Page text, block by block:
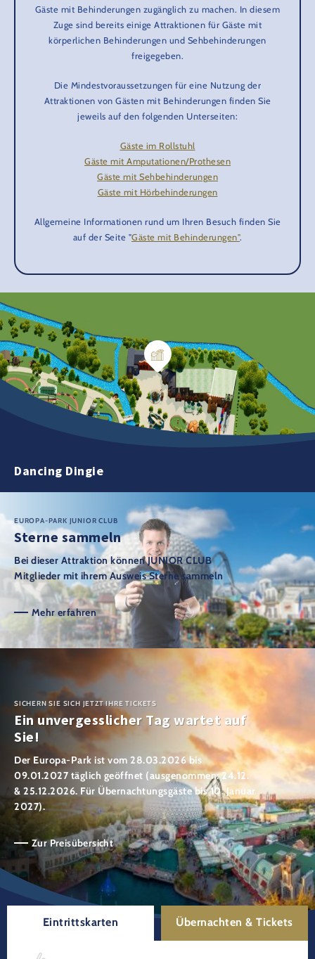
Gäste mit Behinderungen zugänglich zu machen. In diesem
Zuge sind bereits einige Attraktionen für Gäste mit
körperlichen Behinderungen und Sehbehinderungen
freigegeben.
Die Mindestvoraussetzungen für eine Nutzung der
Attraktionen von Gästen mit Behinderungen finden Sie
jeweils auf den folgenden Unterseiten:
Gäste im Rollstuhl
Gäste mit Amputationen/Prothesen
Gäste mit Sehbehinderungen
Gäste mit Hörbehinderungen
Allgemeine Informationen rund um Ihren Besuch finden Sie
auf der Seite "Gäste mit Behinderungen".
Dancing Dingie
EUROPA-PARK JUNIOR CLUB
Sterne sammeln
Bei dieser Attraktion können JUNIOR CLUB
Mitglieder mit ihrem Ausweis Sterne sammeln
Mehr erfahren
SICHERN SIE SICH JETZT IHRE TICKETS
Ein unvergesslicher Tag wartet auf
Sie!
Der Europa-Park ist vom 28.03.2026 bis
09.01.2027 täglich geöffnet (ausgenommen: 24.12.
& 25.12.2026. Für Übernachtungsgäste bis 10. Januar
2027).
Zur Preisübersicht
Eintrittskarten Übernachten & Tickets